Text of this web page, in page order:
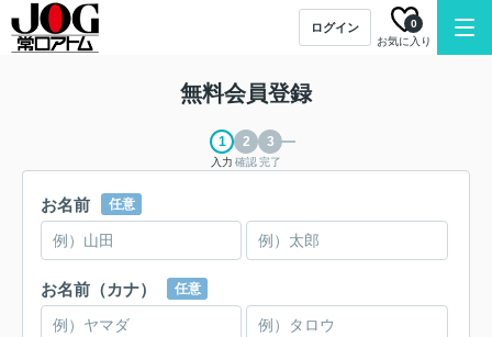
ログイン
お気に入り
0
無料会員登録
入力 確認完了
お名前 任意
お名前（カナ） 任意